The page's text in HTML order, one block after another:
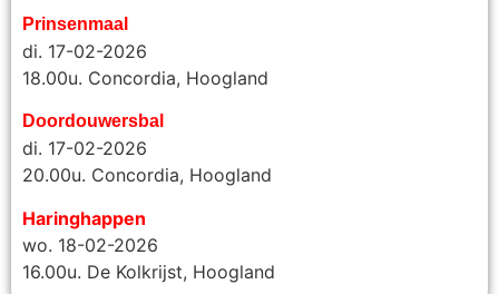
Prinsenmaal
di. 17-02-2026
18.00u. Concordia, Hoogland
Doordouwersbal
di. 17-02-2026
20.00u. Concordia, Hoogland
Haringhappen
wo. 18-02-2026
16.00u. De Kolkrijst, Hoogland